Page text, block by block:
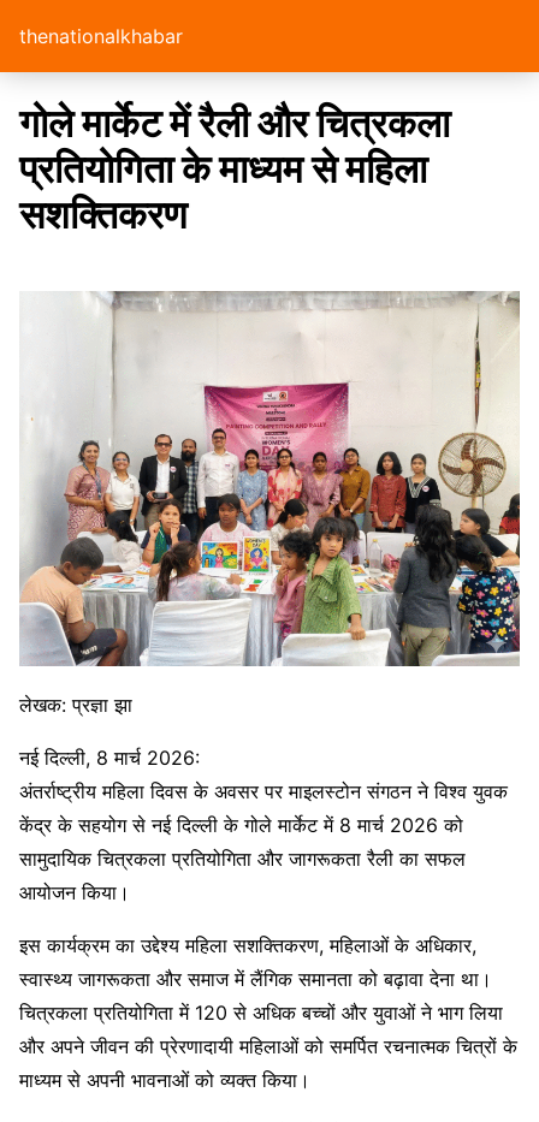
thenationalkhabar
गोले मार्केट में रैली और चित्रकला
प्रतियोगिता के माध्यम से महिला
सशक्तिकरण
लेखक: प्रज्ञा झा
नई दिल्ली, 8 मार्च 2026:
अंतर्राष्ट्रीय महिला दिवस के अवसर पर माइलस्टोन संगठन ने विश्व युवक
केंद्र के सहयोग से नई दिल्ली के गोले मार्केट में 8 मार्च 2026 को
सामुदायिक चित्रकला प्रतियोगिता और जागरूकता रैली का सफल
आयोजन किया।
इस कार्यक्रम का उद्देश्य महिला सशक्तिकरण, महिलाओं के अधिकार,
स्वास्थ्य जागरूकता और समाज में लैंगिक समानता को बढ़ावा देना था।
चित्रकला प्रतियोगिता में 120 से अधिक बच्चों और युवाओं ने भाग लिया
और अपने जीवन की प्रेरणादायी महिलाओं को समर्पित रचनात्मक चित्रों के
माध्यम से अपनी भावनाओं को व्यक्त किया।